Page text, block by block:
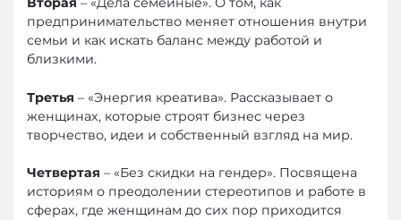
предпринимательство меняет отношения внутри
семьи и как искать баланс между работой и
близкими.
Третья – «Энергия креатива». Рассказывает о
женщинах, которые строят бизнес через
творчество, идеи и собственный взгляд на мир.
Четвертая – «Без скидки на гендер». Посвящена
историям о преодолении стереотипов и работе в
сферах, где женщинам до сих пор приходится